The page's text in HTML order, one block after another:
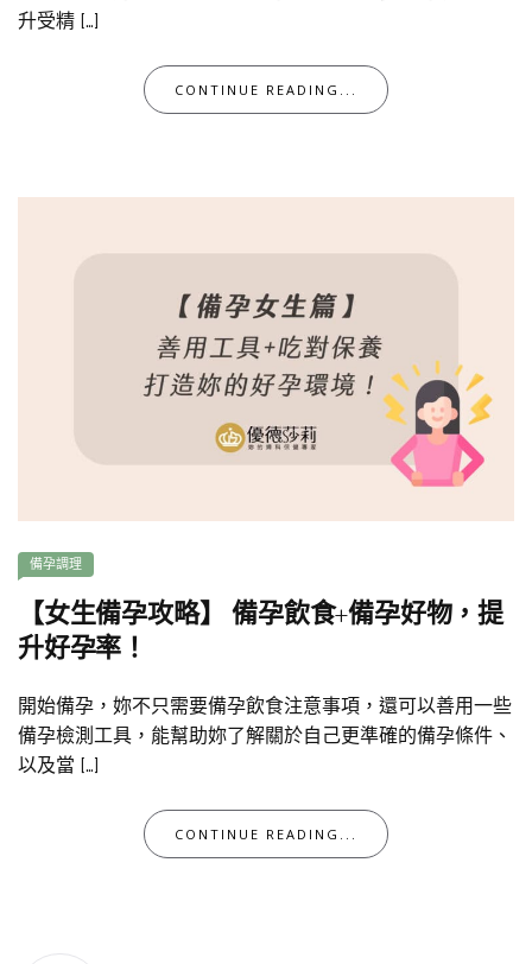
升受精 […]
CONTINUE READING...
備孕調理
【女生備孕攻略】 備孕飲食+備孕好物，提
升好孕率！
開始備孕，妳不只需要備孕飲食注意事項，還可以善用一些
備孕檢測工具，能幫助妳了解關於自己更準確的備孕條件、
以及當 […]
CONTINUE READING...